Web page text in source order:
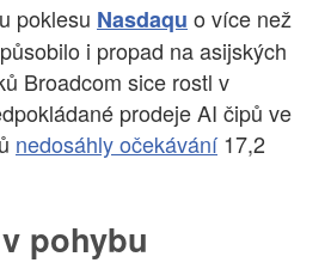
poklesu Nasdaqu o více než
i propad na asijských
Broadcom sice rostl v
prodeje AI čipů ve
nedosáhly očekávání17,2
pohybu